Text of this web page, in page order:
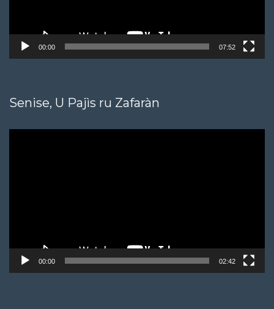
00:00 07:52
Senise, U Pajìs ru Zafaràn
00:00 02:42